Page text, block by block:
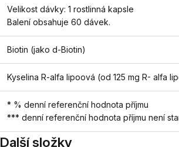
Velikost dávky: 1 rostlinná kapsle
Balení obsahuje 60 dávek.
Biotin (jako d-Biotin)
Kyselina R-alfa lipoová (od 125 mg R- alfa
* % denní referenční hodnota příjmu
*** denní referenční hodnota příjmu není
Další složky